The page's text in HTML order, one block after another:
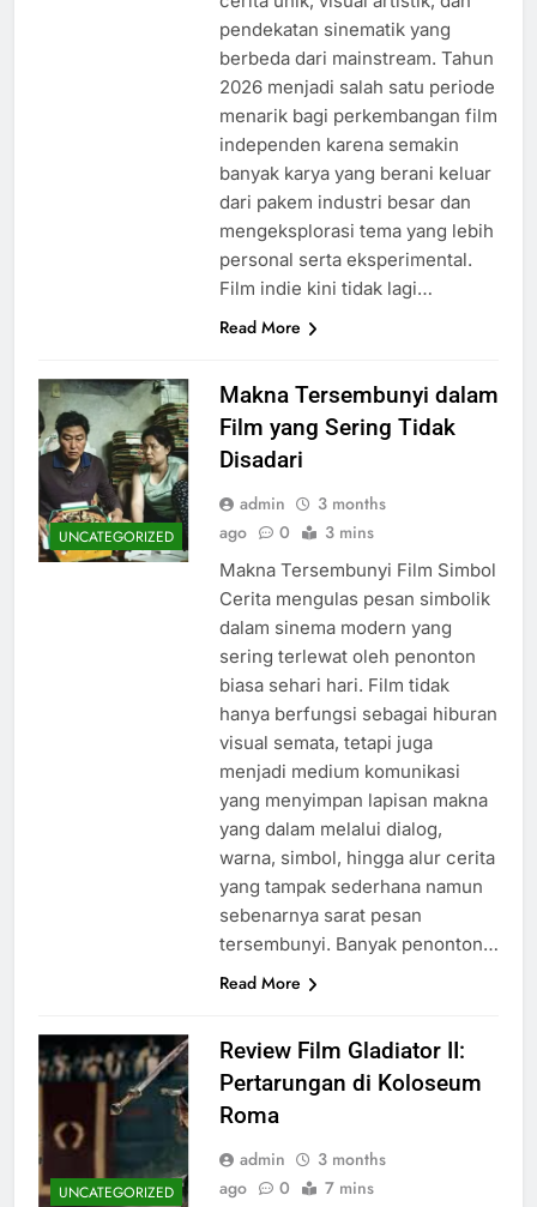
pendekatan sinematik yang
berbeda dari mainstream. Tahun
2026 menjadi salah satu periode
menarik bagi perkembangan film
independen karena semakin
banyak karya yang berani keluar
dari pakem industri besar dan
mengeksplorasi tema yang lebih
personal serta eksperimental.
Film indie kini tidak lagi…
Read More
UNCATEGORIZED
Makna Tersembunyi dalam
Film yang Sering Tidak
Disadari
admin
3 months
ago
0 3 mins
Makna Tersembunyi Film Simbol
Cerita mengulas pesan simbolik
dalam sinema modern yang
sering terlewat oleh penonton
biasa sehari hari. Film tidak
hanya berfungsi sebagai hiburan
visual semata, tetapi juga
menjadi medium komunikasi
yang menyimpan lapisan makna
yang dalam melalui dialog,
warna, simbol, hingga alur cerita
yang tampak sederhana namun
sebenarnya sarat pesan
tersembunyi. Banyak penonton…
Read More
UNCATEGORIZED
Review Film Gladiator II:
Pertarungan di Koloseum
Roma
admin
3 months
ago
0 7 mins